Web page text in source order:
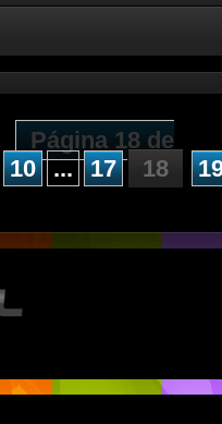
Página 18 de
10 ... 17 18